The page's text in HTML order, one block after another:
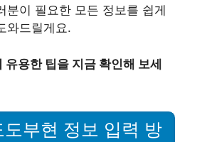
분이 필요한 모든 정보를 쉽게
와드릴게요.
유용한 팁을 지금 확인해 보세
도부현 정보 입력 방